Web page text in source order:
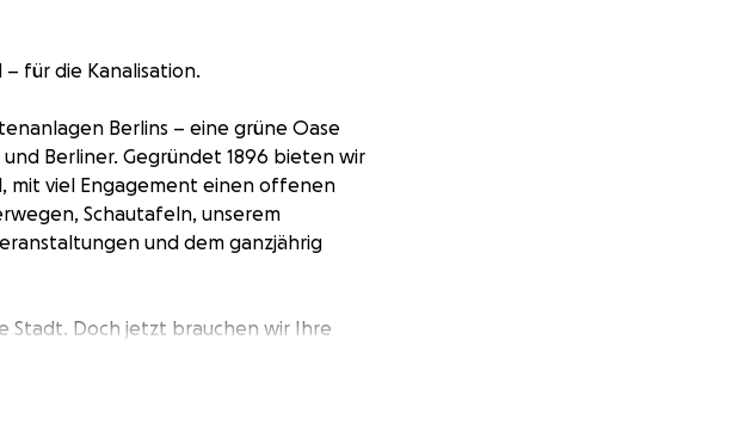
für die Kanalisation.
Berlins – eine grüne Oase
Berliner. Gegründet 1896 bieten wir
mit viel Engagement einen offenen
Schautafeln, unserem
und dem ganzjährig
Stadt. Doch jetzt brauchen wir Ihre
werden – eine Auflage des